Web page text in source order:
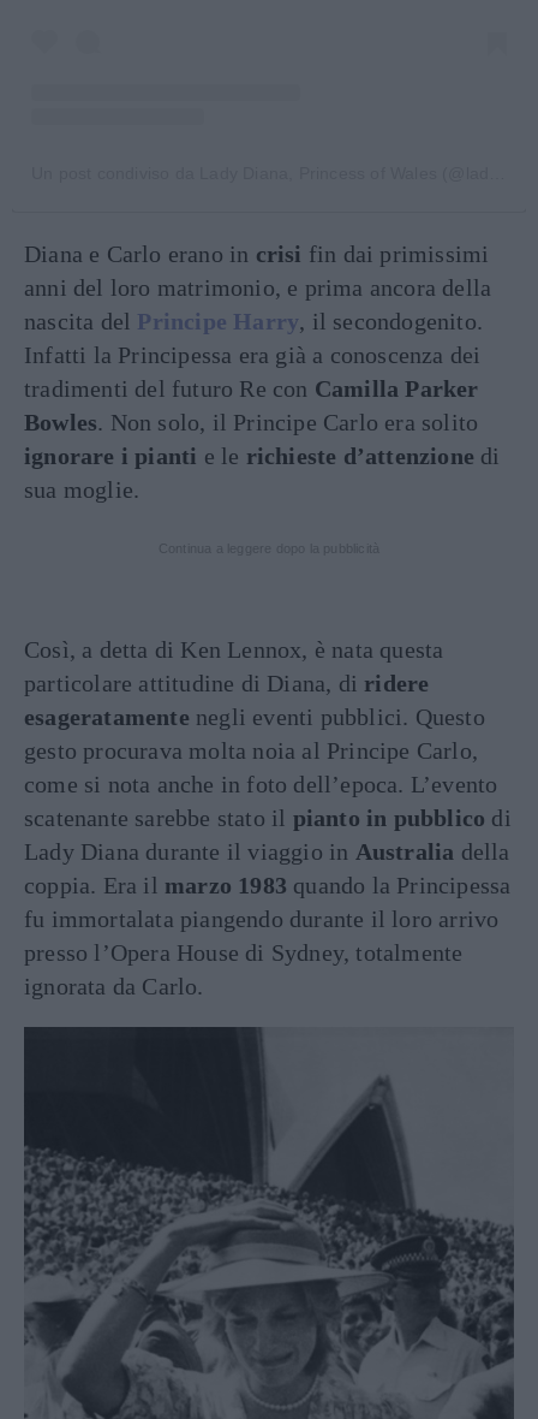
Diana e Carlo erano in crisi fin dai primissimi
anni del loro matrimonio, e prima ancora della
nascita del Principe Harry, il secondogenito.
Infatti la Principessa era già a conoscenza dei
tradimenti del futuro Re con Camilla Parker
Bowles. Non solo, il Principe Carlo era solito
ignorare i pianti e le richieste d’attenzione di
sua moglie.
Così, a detta di Ken Lennox, è nata questa
particolare attitudine di Diana, di ridere
esageratamente negli eventi pubblici. Questo
gesto procurava molta noia al Principe Carlo,
come si nota anche in foto dell’epoca. L’evento
scatenante sarebbe stato il pianto in pubblico di
Lady Diana durante il viaggio in Australia della
coppia. Era il marzo 1983 quando la Principessa
fu immortalata piangendo durante il loro arrivo
presso l’Opera House di Sydney, totalmente
ignorata da Carlo.